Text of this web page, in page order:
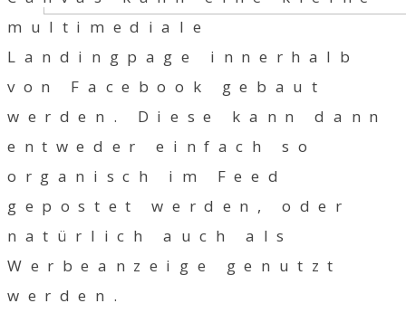
multimediale
Landingpage innerhalb
von Facebook gebaut
werden. Diese kann dann
entweder einfach so
organisch im Feed
gepostet werden, oder
natürlich auch als
Werbeanzeige genutzt
werden.